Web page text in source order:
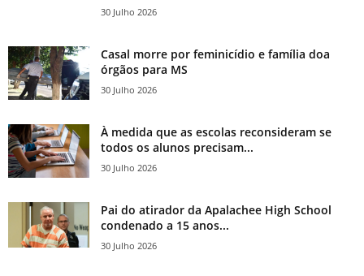
30 Julho 2026
Casal morre por feminicídio e família doa
órgãos para MS
30 Julho 2026
À medida que as escolas reconsideram se
todos os alunos precisam...
30 Julho 2026
Pai do atirador da Apalachee High School
condenado a 15 anos...
30 Julho 2026